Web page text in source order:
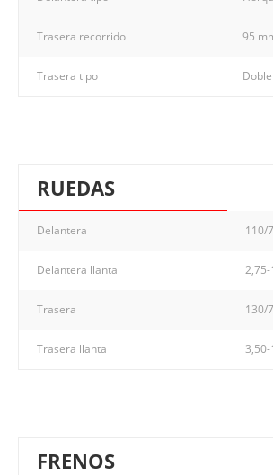
Trasera recorrido 95
Trasera tipo
RUEDAS
Delantera 110/
Delantera llanta 2,75-
Trasera 130/
Trasera llanta 3,50-
FRENOS